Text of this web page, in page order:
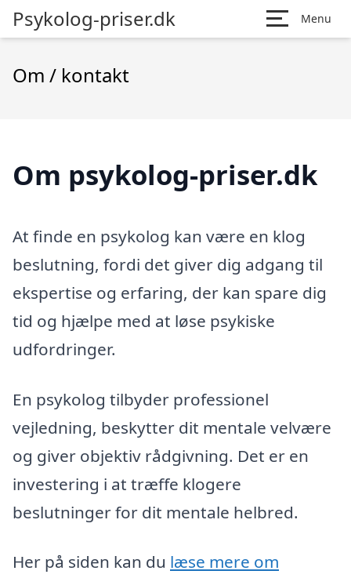
Psykolog-priser.dk Menu
Om / kontakt
Om psykolog-priser.dk
At finde en psykolog kan være en klog
beslutning, fordi det giver dig adgang til
ekspertise og erfaring, der kan spare dig
tid og hjælpe med at løse psykiske
udfordringer.
En psykolog tilbyder professionel
vejledning, beskytter dit mentale velvære
og giver objektiv rådgivning. Det er en
investering i at træffe klogere
beslutninger for dit mentale helbred.
Her på siden kan du læse mere om